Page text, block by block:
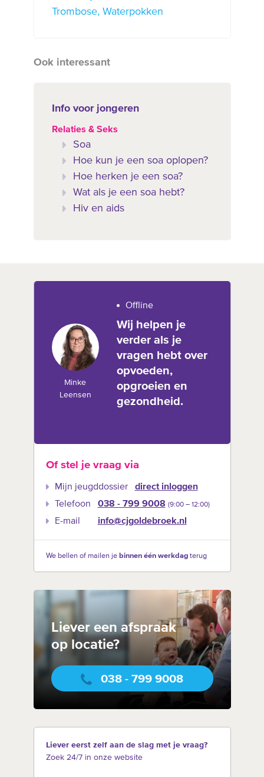
Trombose Waterpokken
Ook interessant
Info voor jongeren
Relaties & Seks
Soa
Hoe kun je een soa oplopen?
Hoe herken je een soa?
Wat als je een soa hebt?
Hiv en aids
Minke
Leensen
Offline
Wij helpen je
verder als je
vragen hebt over
opvoeden,
opgroeien en
gezondheid.
Of stel je vraag via
Mijn jeugddossier
direct inloggen
Telefoon
038 - 799 9008 (9:00 –‍ 12:00)
E-mail info@cjgoldebroek.nl
We bellen of mailen je binnen één werkdagterug
Liever een afspraak
op locatie?
038 - 799 9008
Liever eerst zelf aan de slag met je vraag?
Zoek 24/7 in onze website